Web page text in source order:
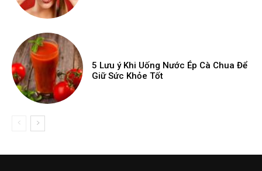
5 Lưu ý Khi Uống Nước Ép Cà Chua Để
Giữ Sức Khỏe Tốt